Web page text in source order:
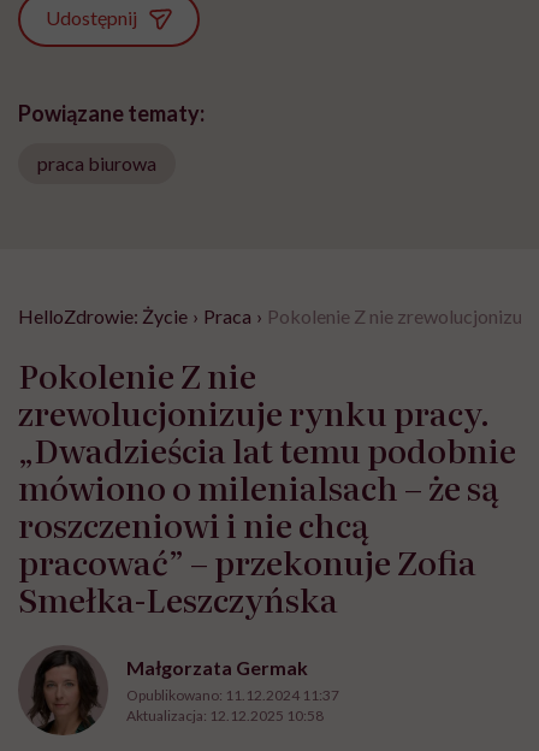
Udostępnij
Powiązane tematy:
praca biurowa
HelloZdrowie: Życie › Praca › Pokolenie Z nie
Pokolenie Z nie
zrewolucjonizuje rynku pracy.
„Dwadzieścia lat temu podobnie
mówiono o milenialsach – że są
roszczeniowi i nie chcą
pracować” – przekonuje Zofia
Smełka-Leszczyńska
Małgorzata Germak
Opublikowano: 11.12.2024 11:37
Aktualizacja: 12.12.2025 10:58